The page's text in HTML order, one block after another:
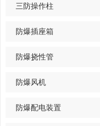
三防操作柱
防爆插座箱
防爆挠性管
防爆风机
防爆配电装置